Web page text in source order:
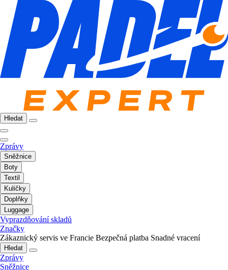
Hledat
Zprávy
Sněžnice
Boty
Textil
Kuličky
Doplňky
Luggage
Vyprazdňování skladů
Značky
Zákaznický servis ve Francie Bezpečná platba Snadné vracení
Hledat
Zprávy
Sněžnice